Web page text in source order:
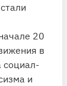
20
в
социал-
и